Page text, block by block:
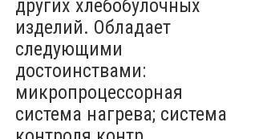
других хлебобулочных
изделий. Обладает
следующими
достоинствами:
микропроцессорная
система нагрева; система